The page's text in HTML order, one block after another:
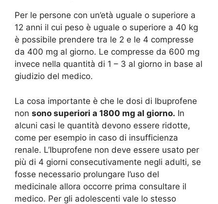
Per le persone con un’età uguale o superiore a
12 anni il cui peso è uguale o superiore a 40 kg
è possibile prendere tra le 2 e le 4 compresse
da 400 mg al giorno. Le compresse da 600 mg
invece nella quantità di 1 – 3 al giorno in base al
giudizio del medico.
La cosa importante è che le dosi di Ibuprofene
non sono superiori a 1800 mg al giorno. In
alcuni casi le quantità devono essere ridotte,
come per esempio in caso di insufficienza
renale. L’Ibuprofene non deve essere usato per
più di 4 giorni consecutivamente negli adulti, se
fosse necessario prolungare l’uso del
medicinale allora occorre prima consultare il
medico. Per gli adolescenti vale lo stesso